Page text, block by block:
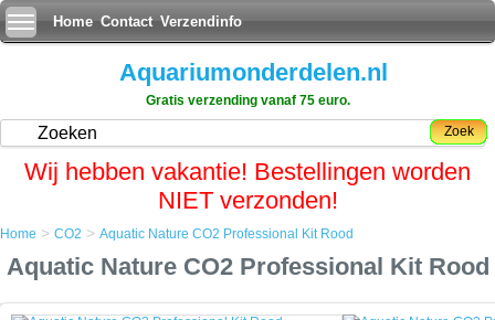
Home Contact Verzendinfo
Aquariumonderdelen.nl
Gratis verzending vanaf 75 euro.
Zoek
Wij hebben vakantie! Bestellingen worden
NIET verzonden!
CO2
Home > CO2 > Aquatic Nature CO2 Professional Kit Rood
Aquatic Nature CO2 Professional Kit Rood